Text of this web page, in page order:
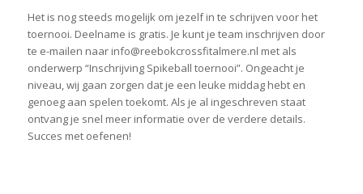
Het is nog steeds mogelijk om jezelf in te schrijven voor het
toernooi. Deelname is gratis. Je kunt je team inschrijven door
te e-mailen naar info@reebokcrossfitalmere.nl met als
onderwerp “Inschrijving Spikeball toernooi”. Ongeacht je
niveau, wij gaan zorgen dat je een leuke middag hebt en
genoeg aan spelen toekomt. Als je al ingeschreven staat
ontvang je snel meer informatie over de verdere details.
Succes met oefenen!